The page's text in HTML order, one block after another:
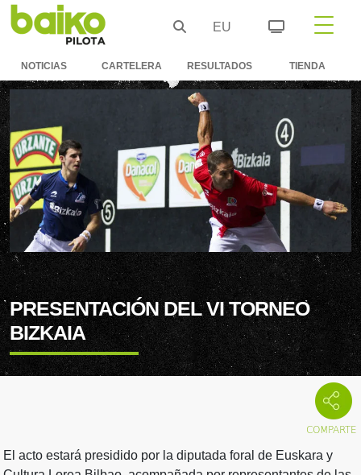
EU
NOTICIAS CARTELERA RESULTADOS TIENDA
PRESENTACIÓN DEL VI TORNEO
BIZKAIA
El acto estará presidido por la diputada foral de Euskara y